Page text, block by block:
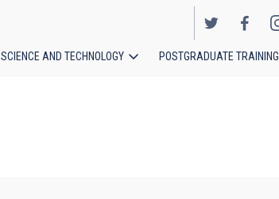
SCIENCE AND TECHNOLOGY POSTGRADUATE TRAINING